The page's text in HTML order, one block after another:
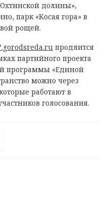
долины»,
парк «Косая гора» в
рощей.
продлится
партийного проекта
программы «Единой
можно через
работают в
голосования.